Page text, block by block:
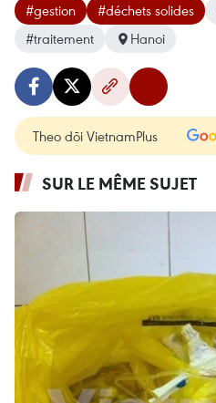
#gestion #déchets solides
#traitement
Hanoi
Theo dõi VietnamPlus
SUR LE MÊME SUJET